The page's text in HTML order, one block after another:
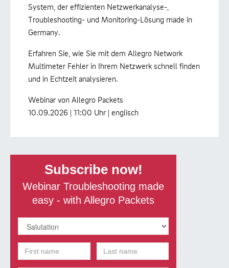
System, der effizienten Netzwerkanalyse-,
Troubleshooting- und Monitoring-Lösung made in
Germany.
Erfahren Sie, wie Sie mit dem Allegro Network
Multimeter Fehler in Ihrem Netzwerk schnell finden
und in Echtzeit analysieren.
Webinar von Allegro Packets
10.09.2026 | 11:00 Uhr | englisch